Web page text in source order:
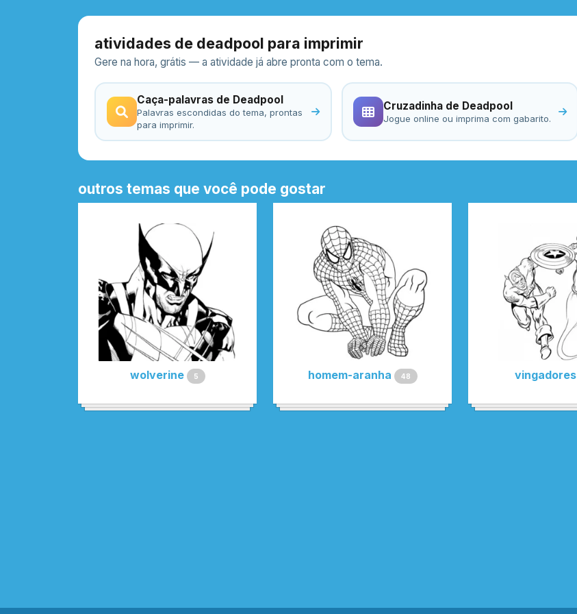
atividades de deadpool para imprimir
Gere na hora, grátis — a atividade já abre pronta com o tema.
Caça-palavras de Deadpool
Palavras escondidas do tema, prontas
para imprimir.
Cruzadinha de Deadpool
Jogue online ou imprima com gabarito.
outros temas que você pode gostar
wolverine 5 homem-aranha 48 vingadores